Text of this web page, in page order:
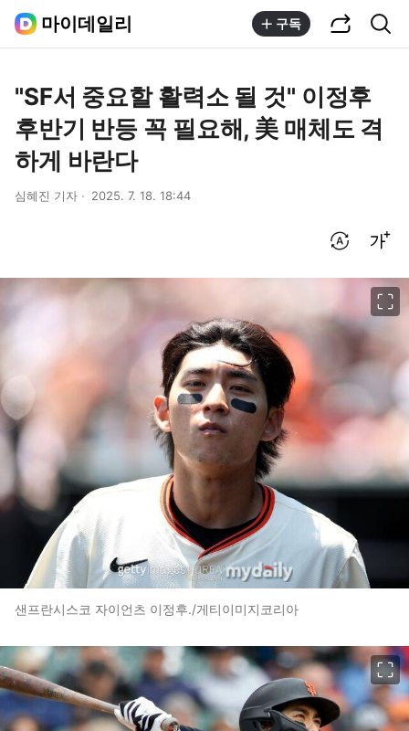
마이데일리 구독
"SF서 중요할 활력소 될 것" 이정후
후반기 반등 꼭 필요해, 美 매체도 격
하게 바란다
심혜진 기자 2025. 7. 18. 18:44
샌프란시스코 자이언츠 이정후./게티이미지코리아